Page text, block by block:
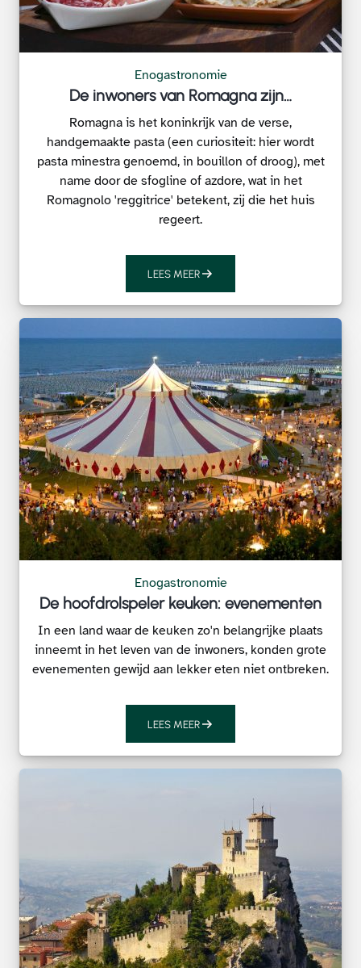
Enogastronomie
De inwoners van Romagna zijn…
Romagna is het koninkrijk van de verse,
handgemaakte pasta (een curiositeit: hier wordt
pasta minestra genoemd, in bouillon of droog), met
name door de sfogline of azdore, wat in het
Romagnolo 'reggitrice' betekent, zij die het huis
regeert.
LEES MEER
Enogastronomie
De hoofdrolspeler keuken: evenementen
In een land waar de keuken zo'n belangrijke plaats
inneemt in het leven van de inwoners, konden grote
evenementen gewijd aan lekker eten niet ontbreken.
LEES MEER